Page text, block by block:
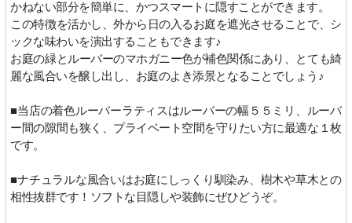
かねない部分を簡単に、かつスマートに隠すことができます。
この特徴を活かし、外から日の入るお庭を遮光させることで、シ
ックな味わいを演出することもできます♪
お庭の緑とルーバーのマホガニー色が補色関係にあり、とても綺
麗な風合いを醸し出し、お庭のよき添景となることでしょう♪
■当店の着色ルーバーラティスはルーバーの幅５５ミリ、ルーバ
ー間の隙間も狭く、プライベート空間を守りたい方に最適な１枚
です。
■ナチュラルな風合いはお庭にしっくり馴染み、樹木や草木との
相性抜群です！ソフトな目隠しや装飾にぜひどうぞ。